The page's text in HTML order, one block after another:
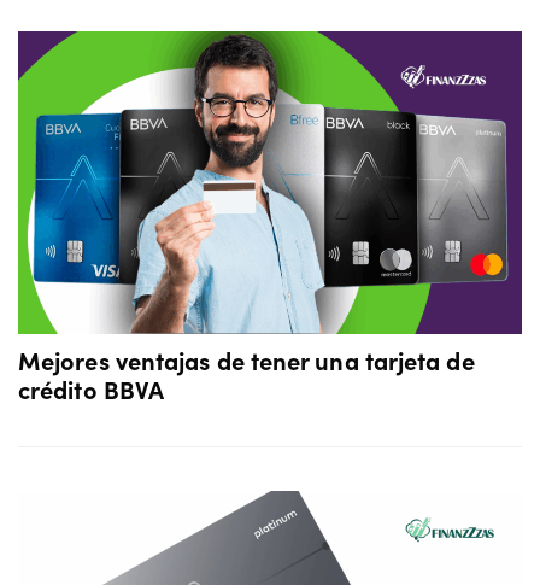
Mejores ventajas de tener una tarjeta de
crédito BBVA